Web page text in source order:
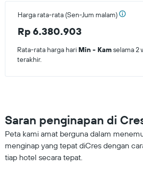
Harga rata-rata (Sen-Jum malam)
Rp 6.380.903
Rata-rata harga hari Min - Kamselama 2
terakhir.
Saran penginapan di
Peta kami amat berguna dalam
menginap yang tepat diCres dengan
tiap hotel secara tepat.